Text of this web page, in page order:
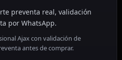
preventa real, validación
por WhatsApp.
Ajax con validación de
antes de comprar.